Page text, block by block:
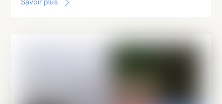
Savoir plus